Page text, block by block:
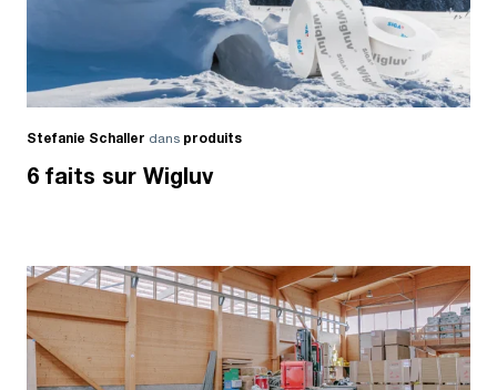
Stefanie Schaller dans produits
6 faits sur Wigluv